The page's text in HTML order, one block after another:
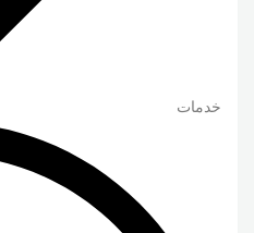
خدمات